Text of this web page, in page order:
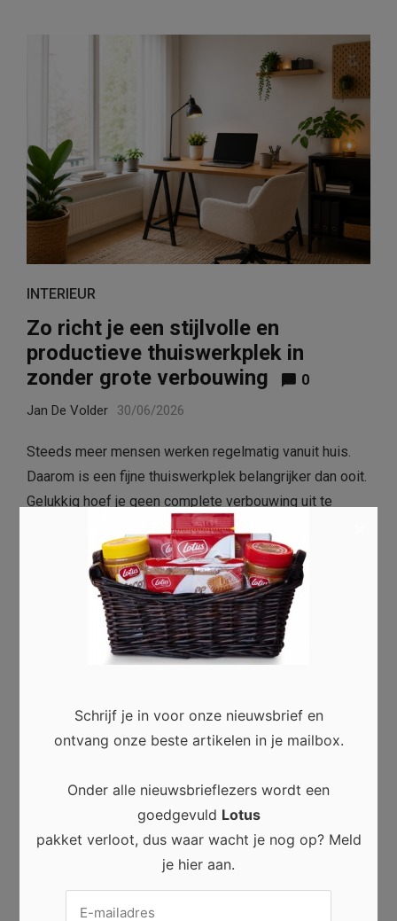
INTERIEUR
Zo richt je een stijlvolle en
productieve thuiswerkplek in
zonder grote verbouwing
0
Jan De Volder 30/06/2026
Steeds meer mensen werken regelmatig vanuit huis.
Daarom is een fijne thuiswerkplek belangrijker dan ooit.
Gelukkig hoef je geen complete verbouwing uit te
voeren. Met slimme keuzes maak je van iedere ruimte
een comfortabele en inspirerende werkplek. Hieronder
ontdek je …Read more
Schrijf je in voor onze nieuwsbrief en
ontvang onze beste artikelen in je mailbox.
Onder alle nieuwsbrieflezers wordt een
goedgevuld Lotus
pakket verloot, dus waar wacht je nog op? Meld
je hier aan.